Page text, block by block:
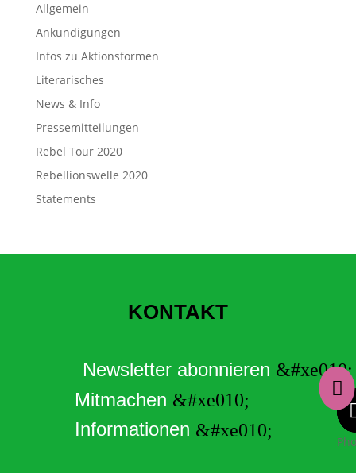

Allgemein
Ankündigungen
Infos zu Aktionsformen
Literarisches
News & Info
Pressemitteilungen
Rebel Tour 2020
Rebellionswelle 2020
Statements
KONTAKT
Newsletter abonnieren
Mitmachen
Informationen